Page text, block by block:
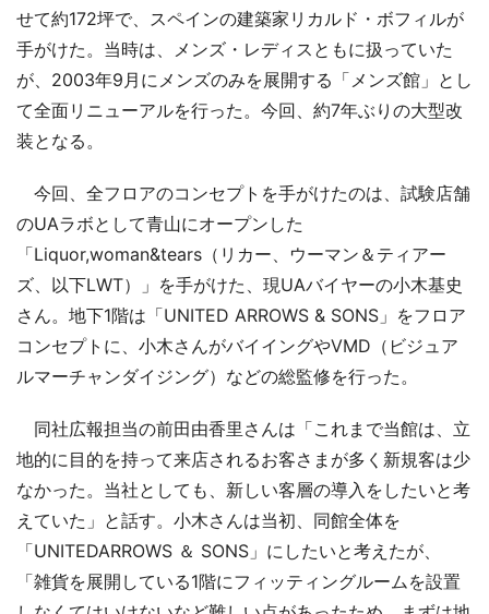
せて約172坪で、スペインの建築家リカルド・ボフィルが
手がけた。当時は、メンズ・レディスともに扱っていた
が、2003年9月にメンズのみを展開する「メンズ館」とし
て全面リニューアルを行った。今回、約7年ぶりの大型改
装となる。
今回、全フロアのコンセプトを手がけたのは、試験店舗
のUAラボとして青山にオープンした
「Liquor,woman&tears（リカー、ウーマン＆ティアー
ズ、以下LWT）」を手がけた、現UAバイヤーの小木基史
さん。地下1階は「UNITED ARROWS & SONS」をフロア
コンセプトに、小木さんがバイイングやVMD（ビジュア
ルマーチャンダイジング）などの総監修を行った。
同社広報担当の前田由香里さんは「これまで当館は、立
地的に目的を持って来店されるお客さまが多く新規客は少
なかった。当社としても、新しい客層の導入をしたいと考
えていた」と話す。小木さんは当初、同館全体を
「UNITEDARROWS ＆ SONS」にしたいと考えたが、
「雑貨を展開している1階にフィッティングルームを設置